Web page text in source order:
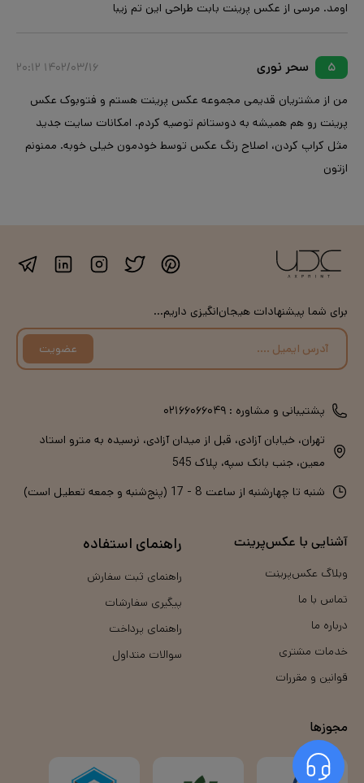
اومد. مرسی از عکس پرینت بابت طراحی این تم زیبا
۵ سحر نوری
۱۴۰۲/۰۳/۱۶ ۲۰:۱۲
من از مشتریان قدیمی مجموعه عکس پرینت هستم و فتوبوک عکس
پرینت رو هم همیشه به دوستانم توصیه کردم. امکانات سایت جدید
مثل کراپ کردن، اصلاح رنگ عکس توسط خودمون خیلی خوبه. ممنونم
ازتون
برای شما پیشنهادات هیجان‌انگیزی داریم...
عضویت
پشتیبانی و مشاوره : ۰۲۱۶۶۰۶۶۰۴۹
تهران، خیابان آزادی، قبل از میدان آزادی، نرسیده به مترو استاد
معین، جنب بانک سپه، پلاک 545
شنبه تا چهارشنبه از ساعت 8 - 17 (پنج‌شنبه و جمعه تعطیل است)
آشنایی با عکس‌پرینت
وبلاگ عکس‌پرینت
تماس با ما
درباره ما
خدمات مشتری
قوانین و مقررات
راهنمای استفاده
راهنمای ثبت سفارش
پیگیری سفارشات
راهنمای پرداخت
سوالات متداول
مجوزها